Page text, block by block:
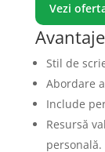
Vezi
Avantaje
Stil de
Abordare
Include
Resursă
personală.